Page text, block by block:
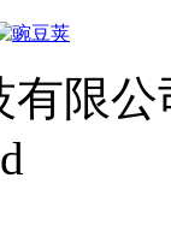
限公